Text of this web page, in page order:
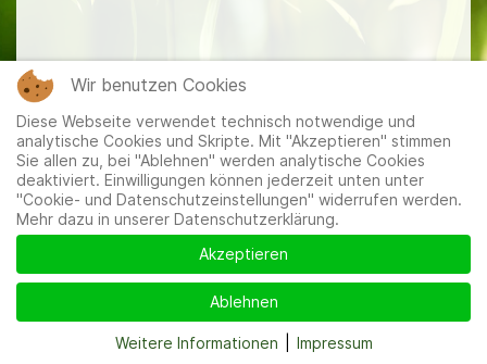
Mitglieder|Impressum|Datenschutzerklärung|Cookie-
und Datenschutzeinstellungen
Wir benutzen Cookies
Diese Webseite verwendet technisch notwendige und
analytische Cookies und Skripte. Mit "Akzeptieren" stimmen
Sie allen zu, bei "Ablehnen" werden analytische Cookies
deaktiviert. Einwilligungen können jederzeit unten unter
"Cookie- und Datenschutzeinstellungen" widerrufen werden.
Mehr dazu in unserer Datenschutzerklärung.
Akzeptieren
Ablehnen
Weitere Informationen Impressum